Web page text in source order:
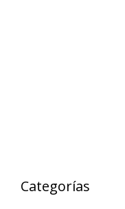
Categorías